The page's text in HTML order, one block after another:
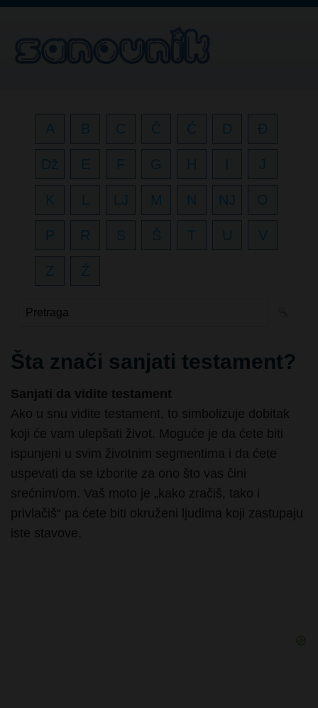
A B C Č Ć D Đ
Dž E F G H I J
K L LJ M N NJ O
P R S Š T U V
Z Ž
Šta znači sanjati testament?
Sanjati da vidite testament
Ako u snu vidite testament, to simbolizuje dobitak
koji će vam ulepšati život. Moguće je da ćete biti
ispunjeni u svim životnim segmentima i da ćete
uspevati da se izborite za ono što vas čini
srećnim/om. Vaš moto je „kako zračiš, tako i
privlačiš“ pa ćete biti okruženi ljudima koji zastupaju
iste stavove.